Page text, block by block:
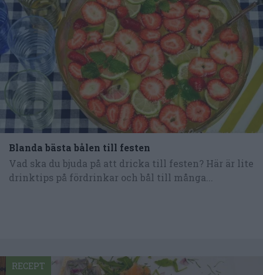
Blanda bästa bålen till festen
Vad ska du bjuda på att dricka till festen? Här är lite
drinktips på fördrinkar och bål till många...
RECEPT